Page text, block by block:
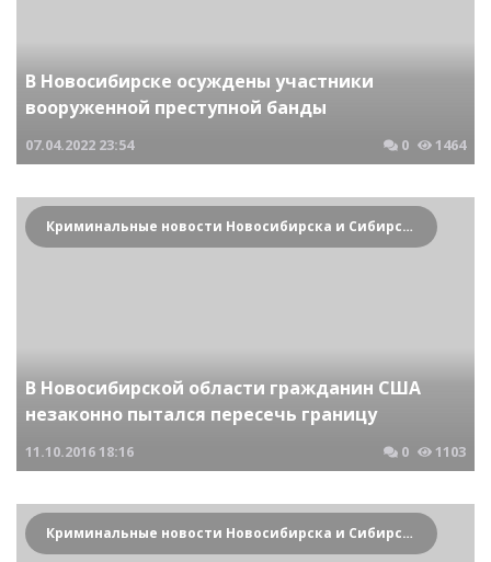
В Новосибирске осуждены участники
вооруженной преступной банды
07.04.2022 23:54 0 1464
Криминальные новости Новосибирска и Сибирского региона
В Новосибирской области гражданин США
незаконно пытался пересечь границу
11.10.201618:16 0 1103
Криминальные новости Новосибирска и Сибирского региона